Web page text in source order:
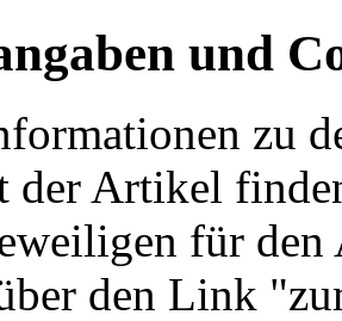
und
zu
der Artikel
für
den Link